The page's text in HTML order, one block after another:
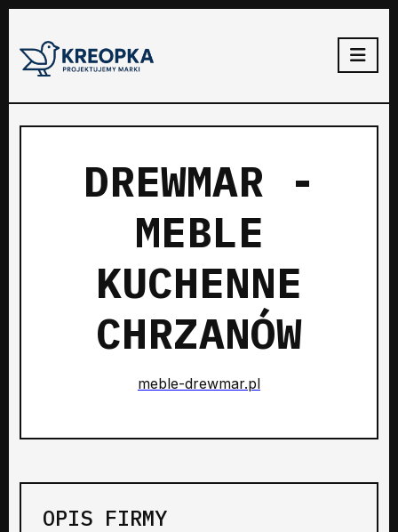
DREWMAR -
MEBLE
KUCHENNE
CHRZANÓW
meble-drewmar.pl
OPIS FIRMY